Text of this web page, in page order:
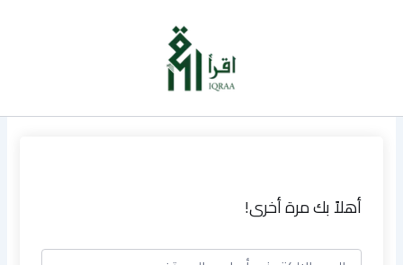
أهلاً بك مرة أخرى!